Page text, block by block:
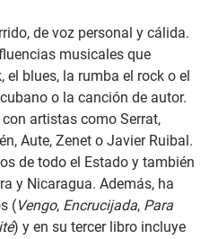
de voz personal y cálida.
musicales que
el blues, la rumba el rock o el
o la canción de autor.
artistas como Serrat,
Aute, Zenet o Javier Ruibal.
de todo el Estado y también
y Nicaragua. Además, ha
(Vengo, Encrucijada, Para
) y en su tercer libro incluye